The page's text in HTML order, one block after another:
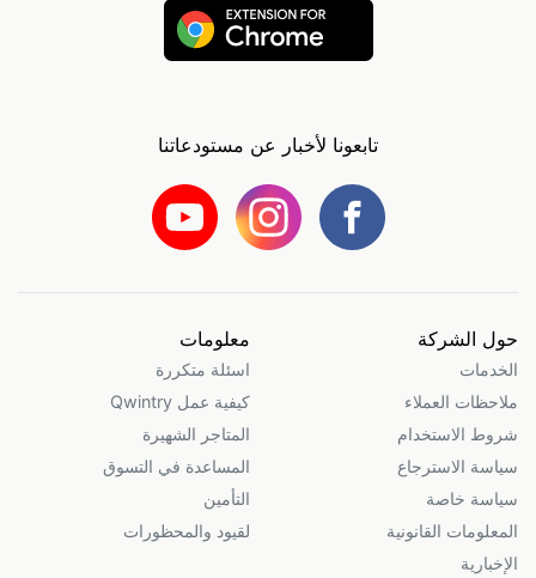
تابعونا لأخبار عن مستودعاتنا
حول الشركة
الخدمات
ملاحظات العملاء
شروط الاستخدام
سياسة الاسترجاع
سياسة خاصة
المعلومات القانونية
الإخبارية
معلومات
اسئلة متكررة
كيفية عمل Qwintry
المتاجر الشهيرة
المساعدة في التسوق
التأمين
لقيود والمحظورات